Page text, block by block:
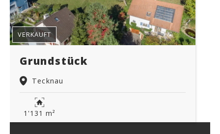
Grundstück
Tecknau
VERKAUFT
1'131 m²